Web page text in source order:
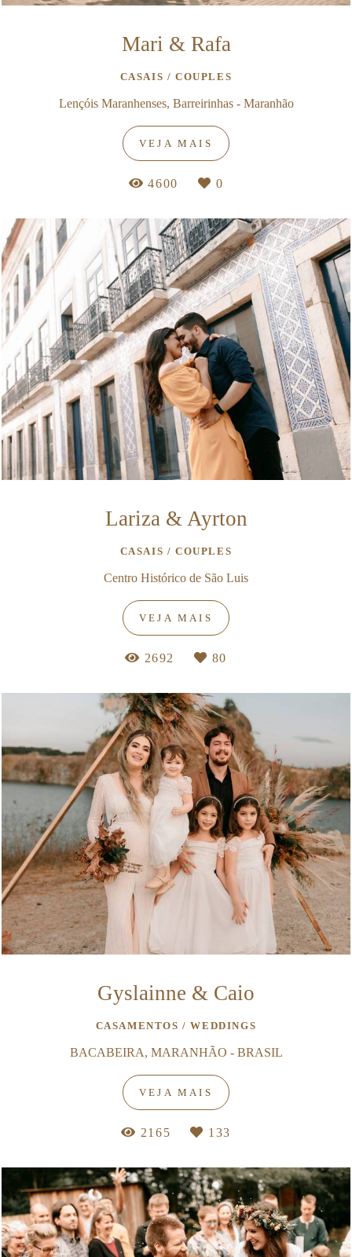
Mari & Rafa
CASAIS / COUPLES
Lençóis Maranhenses, Barreirinhas - Maranhão
VEJA MAIS
4600 0
Lariza & Ayrton
CASAIS / COUPLES
Centro Histórico de São Luis
VEJA MAIS
2692 80
Gyslainne & Caio
CASAMENTOS / WEDDINGS
BACABEIRA, MARANHÃO - BRASIL
VEJA MAIS
2165 133